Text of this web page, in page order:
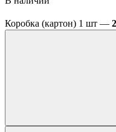
Коробка (картон) 1 шт —